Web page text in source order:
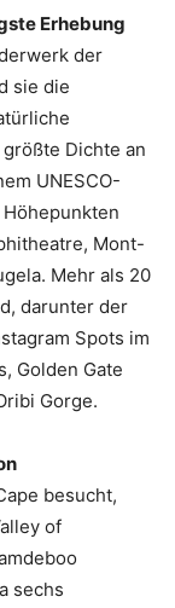
Erhebung
der
sie die
Dichte an
UNESCO-
Mont-
Mehr als 20
darunter der
Spots im
Golden Gate
Gorge.
besucht,
of
sechs